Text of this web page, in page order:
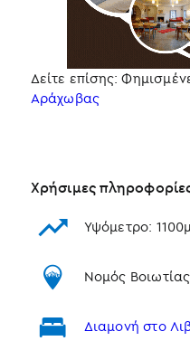
Δείτε επίσης:
Αράχωβας
Χρήσιμες
Υψόμετρο:
Νομός Βοιωτίας
Διαμονή στο